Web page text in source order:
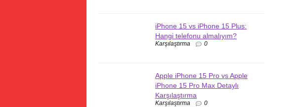
iPhone 15 vs iPhone 15 Plus:
Hangi telefonu almalıyım?
Karşılaştırma 0
Apple iPhone 15 Pro vs Apple
iPhone 15 Pro Max Detaylı
Karşılaştırma
Karşılaştırma 0